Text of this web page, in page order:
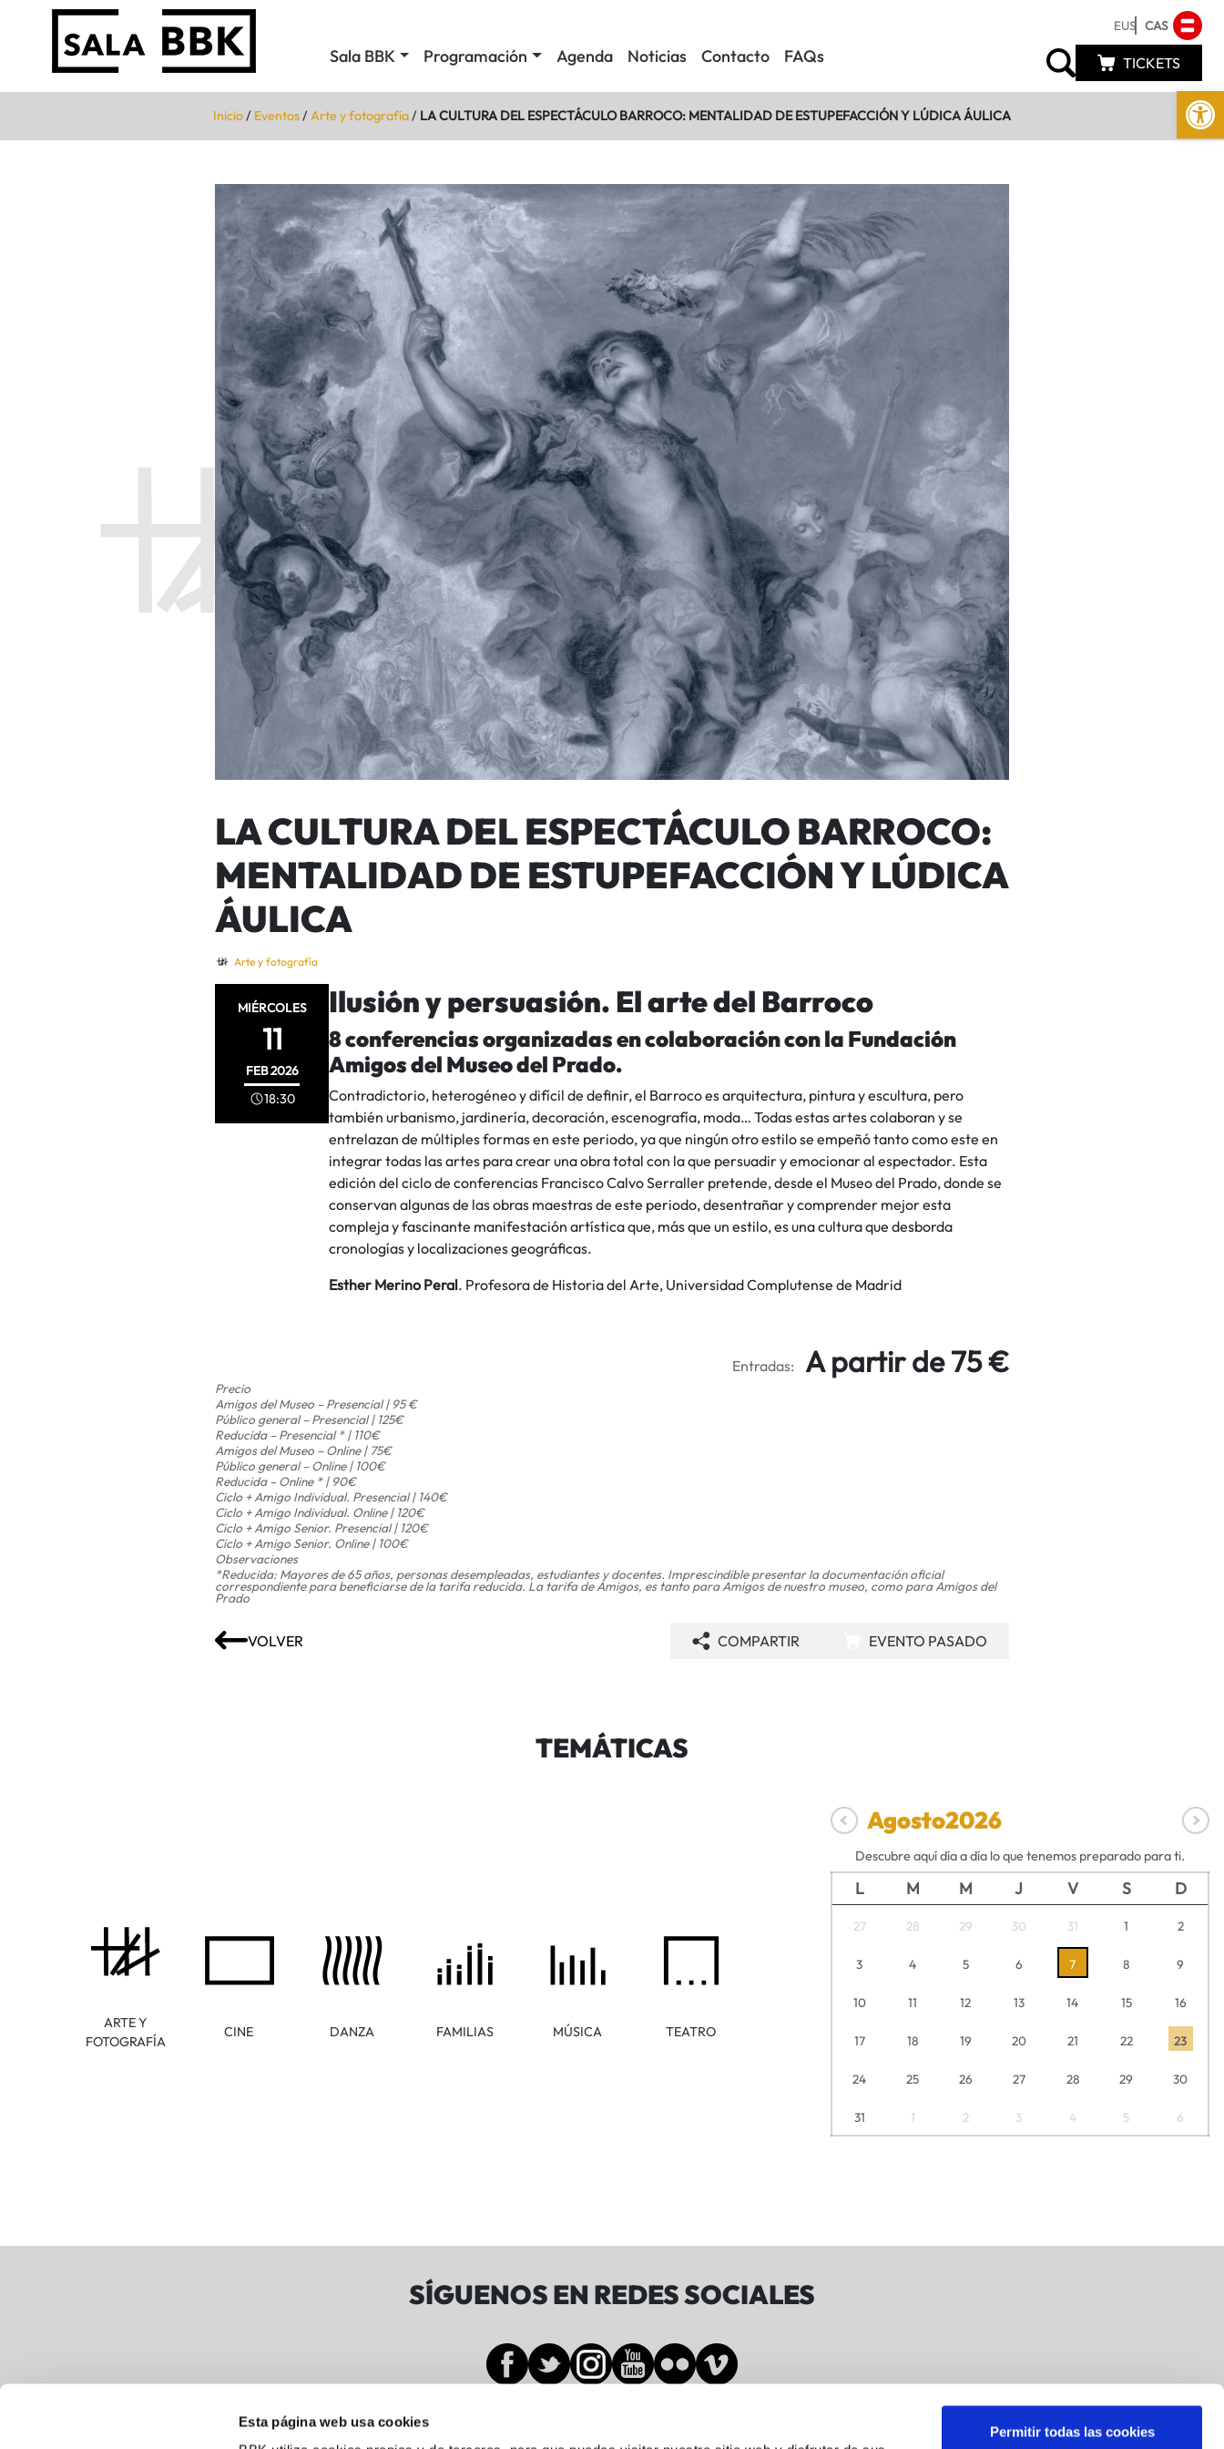
Esta página web usa cookies
Permitir todas las cookies
Abrir
Sala BBK Programación Agenda Noticias Contacto FAQs
EUS CAS
TICKETS
Inicio/ Eventos/Arte y fotografía/ LA CULTURA DEL ESPECTÁCULO BARROCO: MENTALIDAD DE ESTUPEFACCIÓN Y LÚDICA ÁULICA
LA CULTURA DEL ESPECTÁCULO BARROCO:
MENTALIDAD DE ESTUPEFACCIÓN Y LÚDICA
ÁULICA
Arte y fotografía
MIÉRCOLES
11
FEB2026
18:30
Ilusión y persuasión. El arte del Barroco
8 conferencias organizadas en colaboración con la Fundación
Amigos del Museo del Prado.
Contradictorio, heterogéneo y difícil de definir, el Barroco es arquitectura, pintura y escultura, pero
también urbanismo, jardinería, decoración, escenografía, moda… Todas estas artes colaboran y se
entrelazan de múltiples formas en este periodo, ya que ningún otro estilo se empeñó tanto como este en
integrar todas las artes para crear una obra total con la que persuadir y emocionar al espectador. Esta
edición del ciclo de conferencias Francisco Calvo Serraller pretende, desde el Museo del Prado, donde se
conservan algunas de las obras maestras de este periodo, desentrañar y comprender mejor esta
compleja y fascinante manifestación artística que, más que un estilo, es una cultura que desborda
cronologías y localizaciones geográficas.
Esther Merino Peral. Profesora de Historia del Arte, Universidad Complutense de Madrid
Entradas: A partir de 75 €
Precio
Amigos del Museo – Presencial | 95 €
Público general – Presencial | 125€
Reducida – Presencial * | 110€
Amigos del Museo – Online | 75€
Público general – Online | 100€
Reducida – Online * | 90€
Ciclo + Amigo Individual. Presencial | 140€
Ciclo + Amigo Individual. Online | 120€
Ciclo + Amigo Senior. Presencial | 120€
Ciclo + Amigo Senior. Online | 100€
Observaciones
*Reducida: Mayores de 65 años, personas desempleadas, estudiantes y docentes. Imprescindible presentar la documentación oficial
correspondiente para beneficiarse de la tarifa reducida. La tarifa de Amigos, es tanto para Amigos de nuestro museo, como para Amigos del
Prado
VOLVER COMPARTIR EVENTO PASADO
TEMÁTICAS
ARTE Y
FOTOGRAFÍA
CINE DANZA FAMILIAS MÚSICA TEATRO
Agosto2026
Descubre aquí día a día lo que tenemos preparado para ti.
L M M J V S D
27 28 29 30 31 1 2
3 4 5 6 7 8 9
10 11 12 13 14 15 16
17 18 19 20 21 22 23
24 25 26 27 28 29 30
31 1 2 3 4 5 6
SÍGUENOS EN REDES SOCIALES